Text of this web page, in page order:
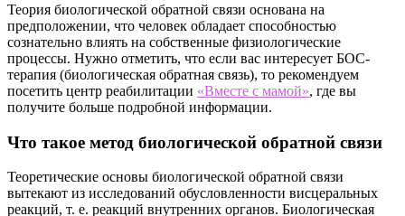
Теория биологической обратной связи основана на
предположении, что человек обладает способностью
сознательно влиять на собственные физиологические
процессы. Нужно отметить, что если вас интересует БОС-
терапия (биологическая обратная связь), то рекомендуем
посетить центр реабилитации «Вместе с мамой», где вы
получите больше подробной информации.
Что такое метод биологической обратной связи
Теоретические основы биологической обратной связи
вытекают из исследований обусловленности висцеральных
реакций, т. е. реакций внутренних органов. Биологическая